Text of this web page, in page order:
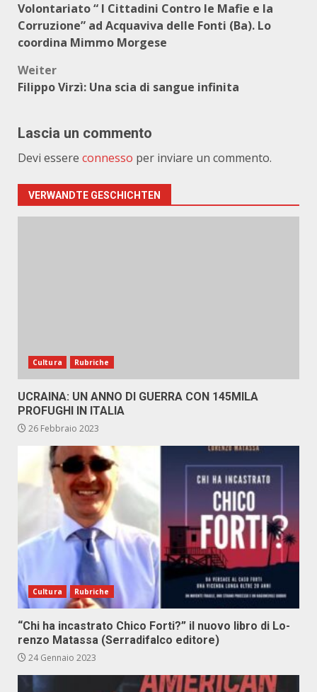
Volontariato “ I Cittadini Contro le Mafie e la
Corruzione” ad Acquaviva delle Fonti (Ba). Lo
coordina Mimmo Morgese
Weiter
Filippo Virzì: Una scia di sangue infinita
Lascia un commento
Devi essere connesso per inviare un commento.
VERWANDTE GESCHICHTEN
Cultura Rubriche
UCRAINA: UN ANNO DI GUERRA CON 145MILA
PROFUGHI IN ITALIA
26 Febbraio 2023
Cultura Rubriche
“Chi ha in­ca­stra­to Chi­co For­ti?” il nuo­vo li­bro di Lo­
ren­zo Ma­tas­sa (Ser­ra­di­fal­co edi­to­re)
24 Gennaio 2023